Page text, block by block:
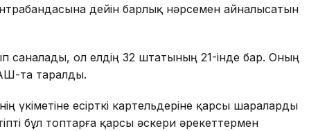
дейін барлық нәрсемен айналысатын
саналады, ол елдің 32 штатының 21-інде бар. Оның
та таралды.
үкіметіне есірткі картельдеріне қарсы шараларды
бұл топтарға қарсы әскери әрекеттермен